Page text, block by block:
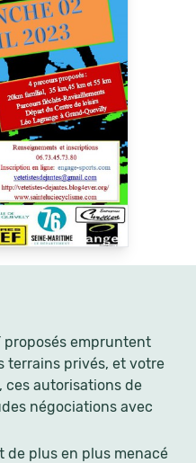
proposés empruntent
terrains privés, et votre
autorisations de
négociations avec
de plus en plus menacé